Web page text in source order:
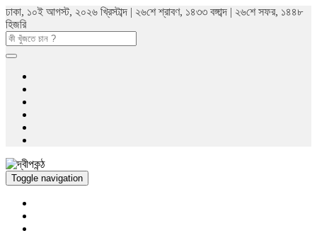
ঢাকা, ১০ই আগস্ট, ২০২৬ খ্রিস্টাব্দ | ২৬শে শ্রাবণ, ১৪৩৩ বঙ্গাব্দ | ২৬শে সফর, ১৪৪৮
হিজরি
Toggle navigation